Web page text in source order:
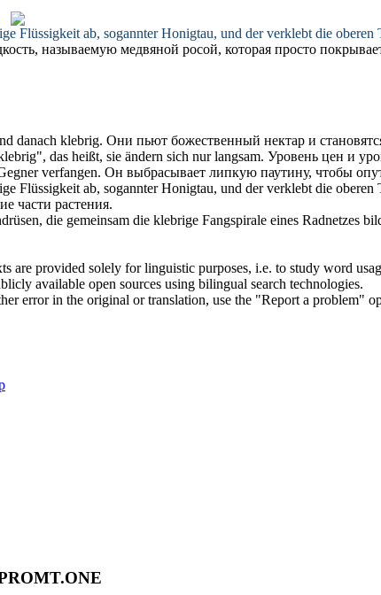
Flüssigkeit ab, sogannter Honigtau, und der verklebt die oberen
называемую медвяной росой, которая просто
danach klebrig. Они пьют божественный нектар и
", das heißt, sie ändern sich nur langsam. Уровень цен и
verfangen. Он выбрасывает липкую паутину, чтобы
Flüssigkeit ab, sogannter Honigtau, und der verklebt die oberen
части растения.
die gemeinsam die klebrige Fangspirale eines Radnetzes
are provided solely for linguistic purposes, i.e. to study word
available open sources using bilingual search technologies.
error in the original or translation, use the "Report a problem"